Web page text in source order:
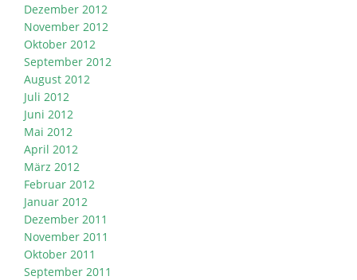
Dezember 2012
November 2012
Oktober 2012
September 2012
August 2012
Juli 2012
Juni 2012
Mai 2012
April 2012
März 2012
Februar 2012
Januar 2012
Dezember 2011
November 2011
Oktober 2011
September 2011